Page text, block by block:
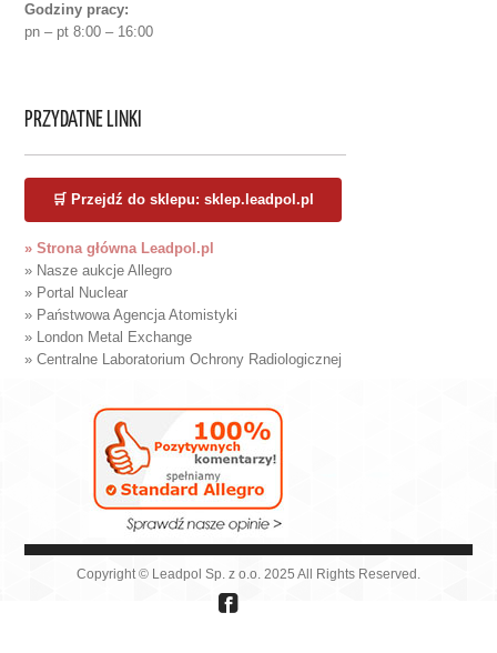
Godziny pracy:
pn – pt 8:00 – 16:00
PRZYDATNE LINKI
🛒 Przejdź do sklepu: sklep.leadpol.pl
» Strona główna Leadpol.pl
» Nasze aukcje Allegro
» Portal Nuclear
» Państwowa Agencja Atomistyki
» London Metal Exchange
» Centralne Laboratorium Ochrony Radiologicznej
Copyright © Leadpol Sp. z o.o. 2025 All Rights Reserved.